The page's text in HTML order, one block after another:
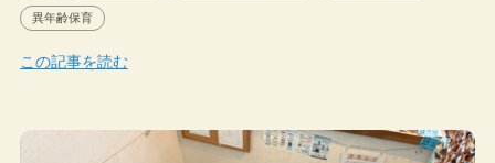
異年齢保育
この記事を読む